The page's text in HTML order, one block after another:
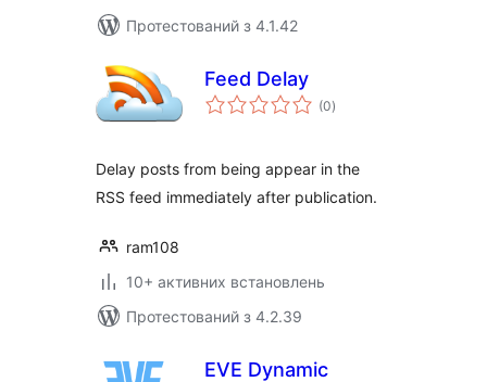
Протестований з 4.1.42
Feed Delay
(0загальний
рейтинг
)
Delay posts from being appear in the
RSS feed immediately after publication.
ram108
10+ активних встановлень
Протестований з 4.2.39
EVE Dynamic